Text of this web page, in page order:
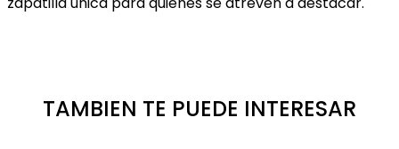
TAMBIEN TE PUEDE INTERESAR